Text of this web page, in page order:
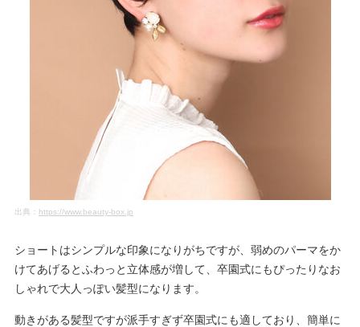
出典： https://www.beauty-box.jp
ショートはシンプルな印象になりがちですが、弱めのパーマをか
けてあげるとふわっと立体感が増して、卒園式にもぴったりなお
しゃれで大人っぽい髪型になります。
動きがある髪型ですが派手すぎず卒園式にも適しており、簡単に